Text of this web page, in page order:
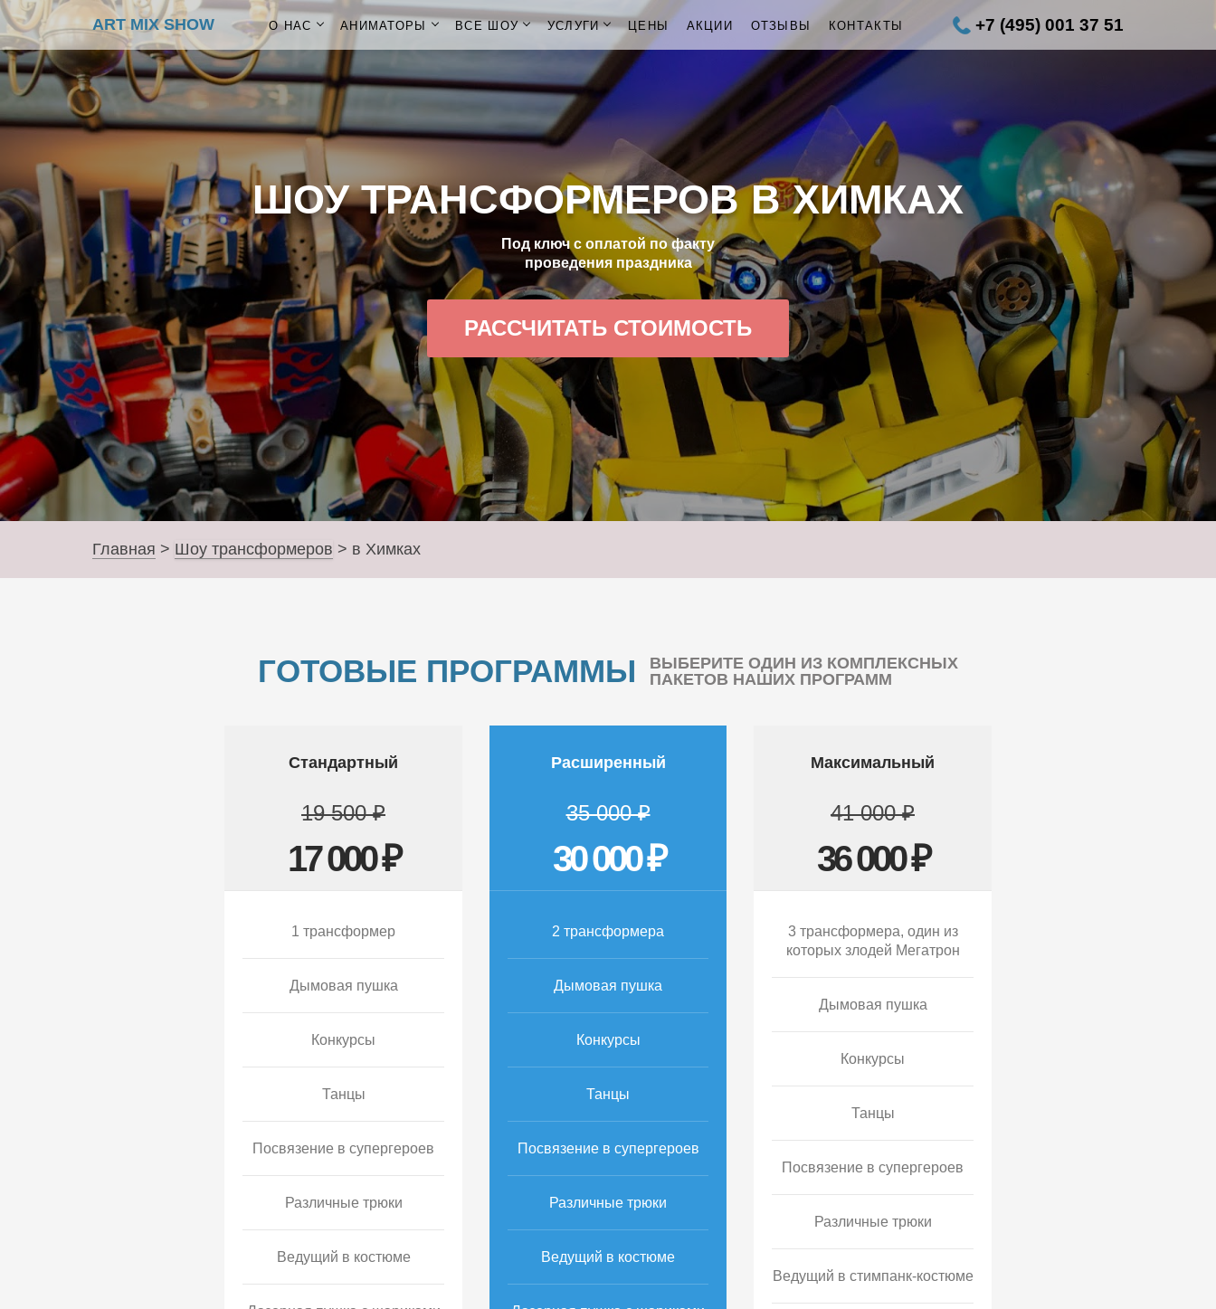
ART MIX SHOW О НАС АНИМАТОРЫ ВСЕ ШОУ УСЛУГИ ЦЕНЫ АКЦИИ ОТЗЫВЫ КОНТАКТЫ +7 (495) 001 37 51
ШОУ ТРАНСФОРМЕРОВ В ХИМКАХ
Под ключ с оплатой по факту
проведения праздника
РАССЧИТАТЬ СТОИМОСТЬ
Главная > Шоу трансформеров > в Химках
ГОТОВЫЕ ПРОГРАММЫ
ВЫБЕРИТЕ ОДИН ИЗ КОМПЛЕКСНЫХ
ПАКЕТОВ НАШИХ ПРОГРАММ
Стандартный
19 500 ₽
17 000 ₽
1 трансформер
Дымовая пушка
Конкурсы
Танцы
Посвязение в супергероев
Различные трюки
Ведущий в костюме
Расширенный
35 000 ₽
30 000 ₽
2 трансформера
Дымовая пушка
Конкурсы
Танцы
Посвязение в супергероев
Различные трюки
Ведущий в костюме
Максимальный
41 000 ₽
36 000 ₽
3 трансформера, один из
которых злодей Мегатрон
Дымовая пушка
Конкурсы
Танцы
Посвязение в супергероев
Различные трюки
Ведущий в стимпанк-костюме